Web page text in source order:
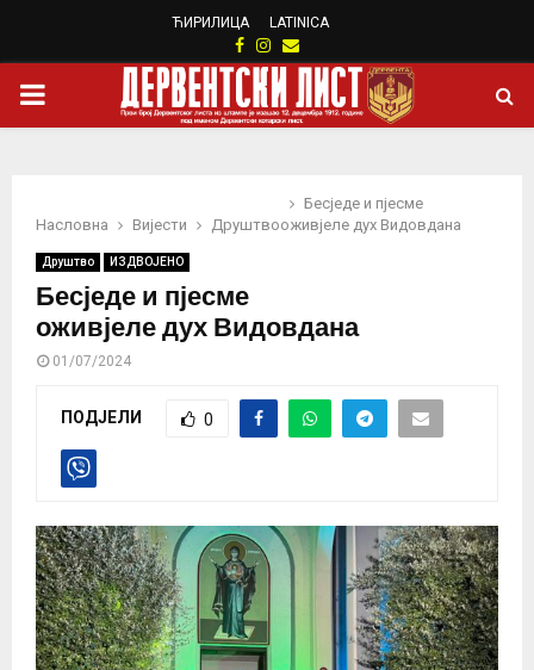
ЋИРИЛИЦА LATINICA
Facebook
Instagram
Email
PRIMARY
Насловна Вијести Друштво
Бесједе и пјесме
оживјеле дух Видовдана
Друштво ИЗДВОЈЕНО
Бесједе и пјесме
оживјеле дух Видовдана
01/07/2024
ПОДЈЕЛИ 0